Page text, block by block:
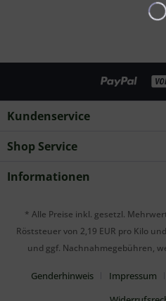
Kundenservice
Shop Service
Informationen
* Alle Preise inkl. gesetzl.
Röststeuer von 2,19 EUR pro Kilo
und ggf. Nachnahmegebühren,
Genderhinweis Impressum